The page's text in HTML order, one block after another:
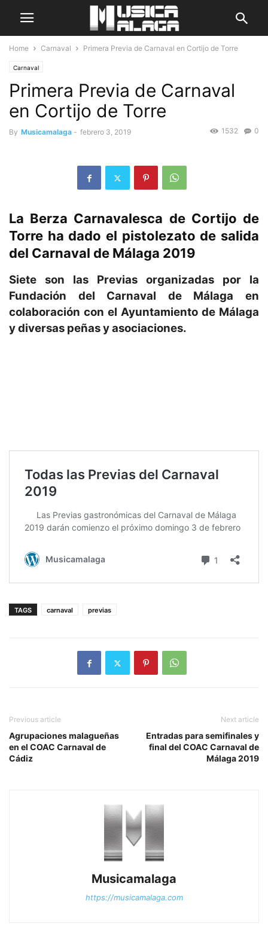
Home Carnaval Primera Previa de Carnaval en Cortijo de Torre
Carnaval
Primera Previa de Carnaval
en Cortijo de Torre
By Musicamalaga - febrero 3, 2019 0
1532
La Berza Carnavalesca de Cortijo de
Torre ha dado el pistolezato de salida
del Carnaval de Málaga 2019
Siete son las Previas organizadas por la
Fundación del Carnaval de Málaga en
colaboración con el Ayuntamiento de Málaga
y diversas peñas y asociaciones.
TAGS carnaval previas
Previous article
Agrupaciones malagueñas
en el COAC Carnaval de
Cádiz
Next article
Entradas para semifinales y
final del COAC Carnaval de
Málaga 2019
Musicamalaga
https://musicamalaga.com